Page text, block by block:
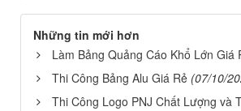
Những tin mới hơn
Làm Bảng Quảng Cáo Khổ Lớn Giá
Thi Công Bảng Alu Giá Rẻ (07/10/
Thi Công Logo PNJ Chất Lượng và